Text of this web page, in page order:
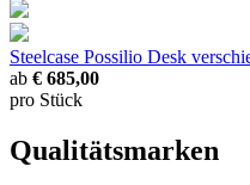
Steelcase Possilio Desk
ab € 685,00
pro Stück
Qualitätsmarken